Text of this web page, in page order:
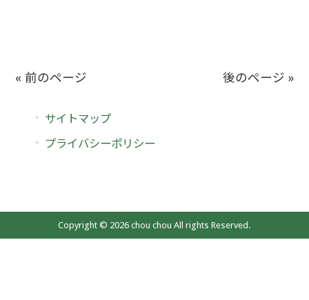
« 前のページ 後のページ »
サイトマップ
プライバシーポリシー
Copyright © 2026 chou chou All rights Reserved.